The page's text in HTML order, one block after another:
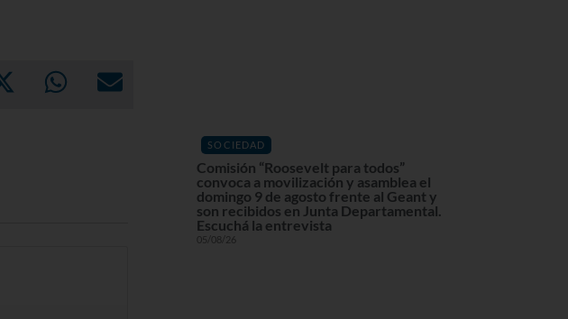
SOCIEDAD
Comisión “Roosevelt para todos”
convoca a movilización y asamblea el
domingo 9 de agosto frente al Geant y
son recibidos en Junta Departamental.
Escuchá la entrevista
05/08/26